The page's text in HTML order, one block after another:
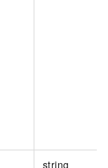
string